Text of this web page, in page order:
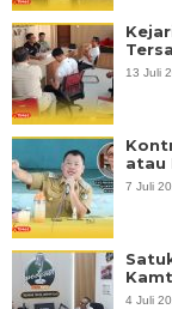
13 Juli
atau
7 Juli
4 Juli